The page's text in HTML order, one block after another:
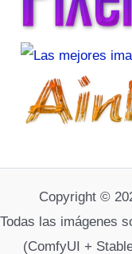
Copyright ©
Todas las imágenes
(ComfyUI +